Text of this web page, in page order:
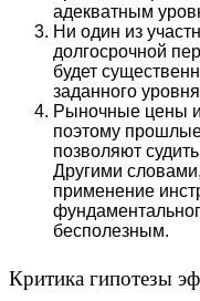
адекватным
Ни один из
долгосрочной
будет
заданного
Рыночные цены
поэтому
позволяют
Другими
применение
бесполезным.
Критика гипотезы